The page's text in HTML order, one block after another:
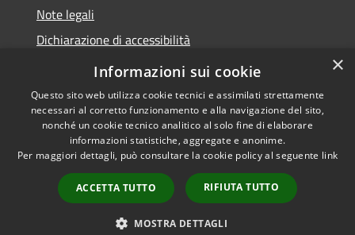
Note legali
Dichiarazione di accessibilità
Obiettivi di accessibilità
Accessibilità
Copyright © 2026 • Comune di
Marmirolo • Powered by
Municipium•
Accesso
redazione
×
Informazioni sui cookie
Questo sito web utilizza cookie tecnici e assimilati strettamente
necessari al corretto funzionamento e alla navigazione del sito,
nonché un cookie tecnico analitico al solo fine di elaborare
informazioni statistiche, aggregate e anonime.
Per maggiori dettagli, può consultare la cookie policy al seguente link
ACCETTA TUTTO RIFIUTA TUTTO
MOSTRA DETTAGLI